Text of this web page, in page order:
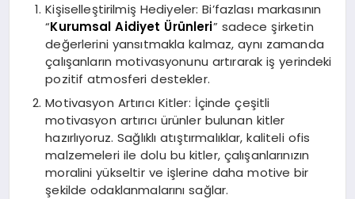
Kişiselleştirilmiş Hediyeler: Bi’fazlası markasının
“Kurumsal Aidiyet Ürünleri” sadece şirketin
değerlerini yansıtmakla kalmaz, aynı zamanda
çalışanların motivasyonunu artırarak iş yerindeki
pozitif atmosferi destekler.
Motivasyon Artırıcı Kitler: İçinde çeşitli
motivasyon artırıcı ürünler bulunan kitler
hazırlıyoruz. Sağlıklı atıştırmalıklar, kaliteli ofis
malzemeleri ile dolu bu kitler, çalışanlarınızın
moralini yükseltir ve işlerine daha motive bir
şekilde odaklanmalarını sağlar.